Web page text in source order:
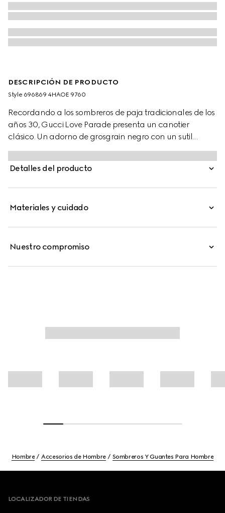
DESCRIPCIÓN DE PRODUCTO
Style ‎696869 4HAOE 9760
Recordando a los sombreros de paja tradicionales de los
años 30, Gucci Love Parade presenta un canotier
clásico. Un adorno de grosgrain negro con un sutil
detalle de Doble G define el estilo, junto con un lazo para
la barbilla.
Detalles del producto
Materiales y cuidado
Nuestro compromiso
Hombre Accesorios de Hombre Sombreros Y Guantes Para Hombre
LOCALIZADOR DE TIENDAS